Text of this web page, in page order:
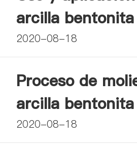
arcilla bentonita
2020-08-18
Proceso de
arcilla
molino vertical
2020-08-18